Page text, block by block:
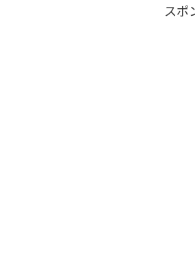
スポ